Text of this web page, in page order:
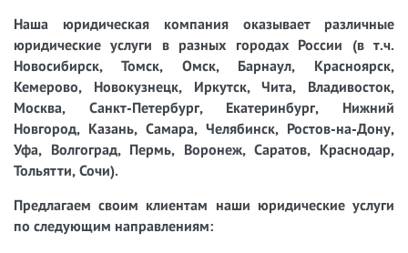
Наша юридическая компания оказывает различные
юридические услуги в разных городах России (в т.ч.
Новосибирск, Томск, Омск, Барнаул, Красноярск,
Кемерово, Новокузнецк, Иркутск, Чита, Владивосток,
Москва, Санкт-Петербург, Екатеринбург, Нижний
Новгород, Казань, Самара, Челябинск, Ростов-на-Дону,
Уфа, Волгоград, Пермь, Воронеж, Саратов, Краснодар,
Тольятти, Сочи).
Предлагаем своим клиентам наши юридические услуги
по следующим направлениям: